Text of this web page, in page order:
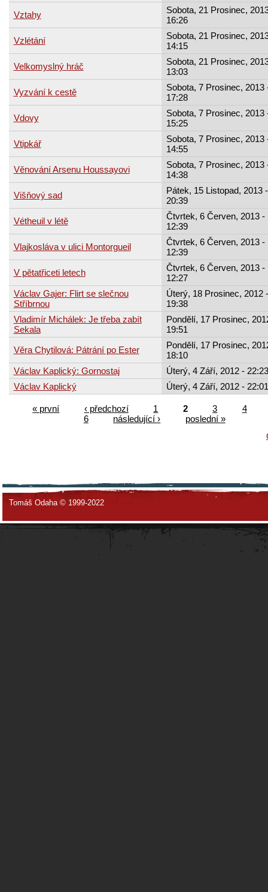
Vztahy
Sobota, 21 Prosinec,
16:26
Vzlétání
Sobota, 21 Prosinec,
14:15
Velkomyslný hráč
Sobota, 21 Prosinec,
13:03
Vyzvání k cestě
Sobota, 7 Prosinec, 2013
17:28
Vdovy
Sobota, 7 Prosinec, 2013
15:25
Vtipkář
Sobota, 7 Prosinec, 2013
14:55
Věnování Arsenu Houssayovi
Sobota, 7 Prosinec, 2013
14:38
Višňový sad
Pátek, 15 Listopad, 2013 -
20:39
Vétheuil v létě
Čtvrtek, 6 Červen, 2013 -
12:39
Vlajkosláva v ulici Montorgueil
Čtvrtek, 6 Červen, 2013 -
12:39
V pětatřiceti letech
Čtvrtek, 6 Červen, 2013 -
12:27
Václav Gajer: Flirt se slečnou
Stříbrnou
Úterý, 18 Prosinec, 2012 -
19:38
Vladimír Michálek: Je třeba zabít
Sekala
Pondělí, 17 Prosinec,
19:51
Věra Chytilová: Pátrání po Ester
Pondělí, 17 Prosinec,
18:10
Václav Kaplický: Gornostaj
Úterý, 4 Září, 2012 - 22:23
Václav Kaplický
Úterý, 4 Září, 2012 - 22:01
« první ‹ předchozí 1 2 3
4
6
následující ›
poslední »
Tomáš Odaha © 1999-2022